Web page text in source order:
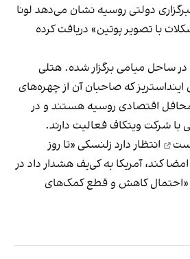
دولتی روسیه نشان می‌دهد لونا
با تصویر پوتین» دریافت کرده
ساحل میامی برگزار شده. هتلی
که صاحبان آن از چهره‌های
اقتصادی روسیه هستند و در
با شرکت ویتکاف فعالیت دارند.
انتظار دارد زلنسکی «تا روز
کند، آمریکا به کی‌یف هشدار داد در
«احتمال کاهش و قطع کمک‌های